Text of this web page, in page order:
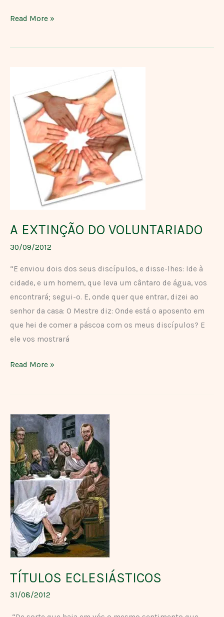
Read More »
A EXTINÇÃO DO VOLUNTARIADO
30/09/2012
“E enviou dois dos seus discípulos, e disse-lhes: Ide à
cidade, e um homem, que leva um cântaro de água, vos
encontrará; segui-o. E, onde quer que entrar, dizei ao
senhor da casa: O Mestre diz: Onde está o aposento em
que hei de comer a páscoa com os meus discípulos? E
ele vos mostrará
DO
VOLUNTARIADO
Read More »
TÍTULOS ECLESIÁSTICOS
31/08/2012
TÍTULOS
ECLESIÁSTICOS